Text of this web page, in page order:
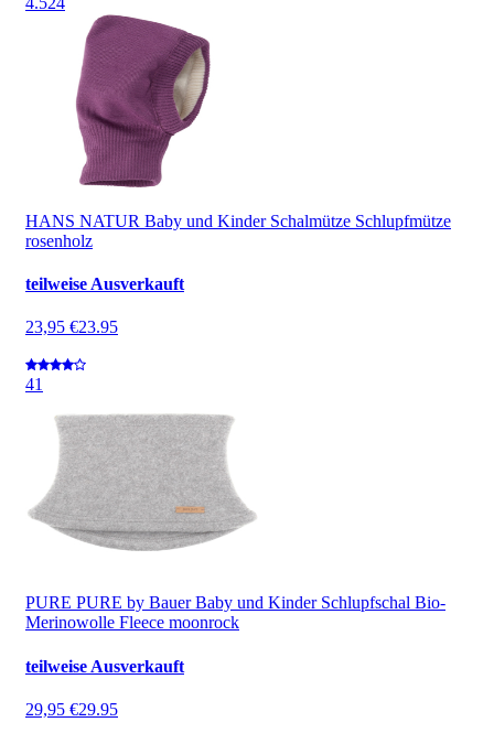
HANS NATUR Baby und Kinder Schalmütze Schlupfmütze
rosenholz
teilweise Ausverkauft
23,95 €23.95
41
PURE PURE by Bauer Baby und Kinder Schlupfschal Bio-
Merinowolle Fleece moonrock
teilweise Ausverkauft
29,95 €29.95